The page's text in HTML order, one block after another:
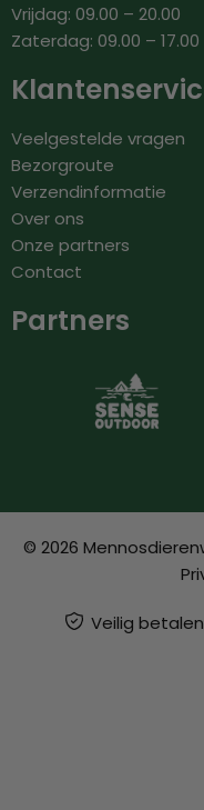
Vrijdag: 09.00 – 20.00
Zaterdag: 09.00 – 17.00
Veelgestelde vragen
Bezorgroute
Verzendinformatie
Over ons
Onze partners
Contact
Partners
© 2026
Veilig